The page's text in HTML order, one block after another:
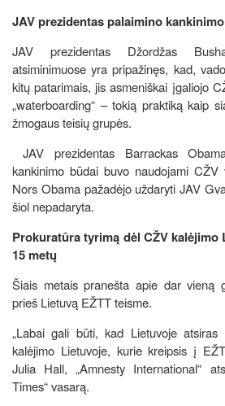
JAV prezidentas palaimino
JAV prezidentas Džordžas
atsiminimuose yra pripažinęs, kad,
kitų patarimais, jis asmeniškai įgaliojo
„waterboarding“ – tokią praktiką kaip
žmogaus teisių grupės.
JAV prezidentas Barrackas
kankinimo būdai buvo naudojami CŽV
Nors Obama pažadėjo uždaryti JAV
šiol nepadaryta.
Prokuratūra tyrimą dėl CŽV
15 metų
Šiais metais pranešta apie dar vieną
prieš Lietuvą EŽTT teisme.
„Labai gali būti, kad Lietuvoje
kalėjimo Lietuvoje, kurie kreipsis į
Julia Hall, „Amnesty International“
Times“ vasarą.